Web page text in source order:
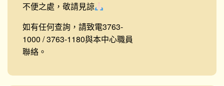
不便之處，敬請見諒
如有任何查詢，請致電3763-
1000 / 3763-1180與本中心職員
聯絡。